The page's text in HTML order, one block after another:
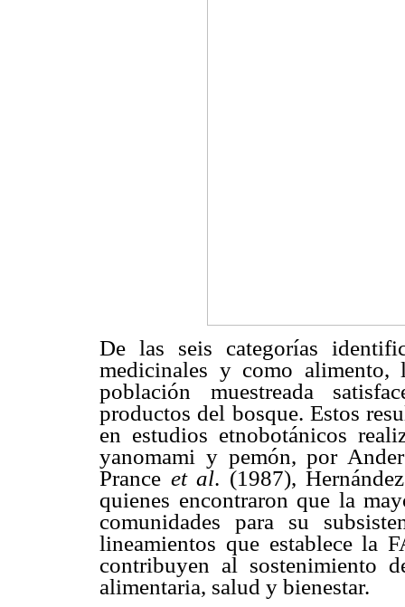
De las seis categorías
medicinales y como
población muestreada
productos del bosque. Estos
en estudios etnobotánicos
yanomami y pemón, por
Prance et al. (1987),
quienes encontraron que la
comunidades para su
lineamientos que establece la
contribuyen al sostenimiento
alimentaria, salud y bienestar.